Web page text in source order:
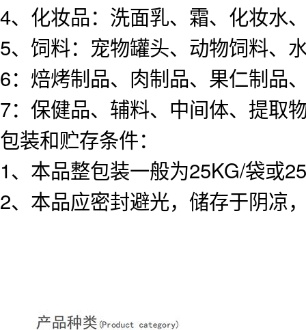
4、化妆品：洗面乳、霜、化妆水
5、饲料：宠物罐头、动物饲料、
6：焙烤制品、肉制品、果仁制品
7：保健品、辅料、中间体、提取
包装和贮存条件：
1、本品整包装一般为25KG/袋或
2、本品应密封避光，储存于阴凉